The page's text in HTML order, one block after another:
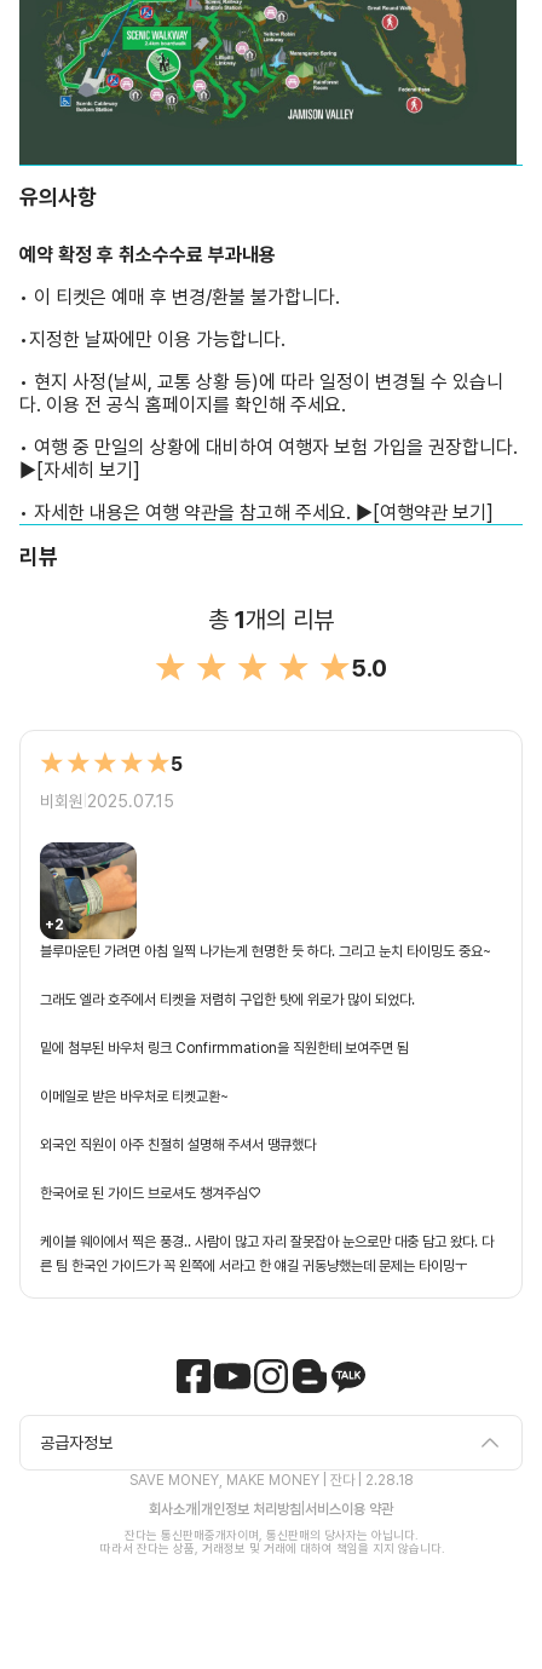
유의사항
예약 확정 후 취소수수료 부과내용
• 이 티켓은 예매 후 변경/환불 불가합니다.
•지정한 날짜에만 이용 가능합니다.
• 현지 사정(날씨, 교통 상황 등)에 따라 일정이 변경될 수 있습니
다. 이용 전 공식 홈페이지를 확인해 주세요.
• 여행 중 만일의 상황에 대비하여 여행자 보험 가입을 권장합니다.
▶ [자세히 보기]
• 자세한 내용은 여행 약관을 참고해 주세요. ▶ [여행약관 보기]
리뷰
총 1개의 리뷰
5.0
5
비회원 2025.07.15
블루마운틴 가려면 아침 일찍 나가는게 현명한 듯 하다. 그리고 눈치 타이밍도 중요~
그래도 엘라 호주에서 티켓을 저렴히 구입한 탓에 위로가 많이 되었다.
밑에 첨부된 바우처 링크 Confirmmation을 직원한테 보여주면 됨
이메일로 받은 바우처로 티켓교환~
외국인 직원이 아주 친절히 설명해 주셔서 땡큐했다
한국어로 된 가이드 브로셔도 챙겨주심♡
케이블 웨이에서 찍은 풍경.. 사람이 많고 자리 잘못잡아 눈으로만 대충 담고 왔다. 다
른 팀 한국인 가이드가 꼭 왼쪽에 서라고 한 얘길 귀동냥했는데 문제는 타이밍ㅜ
+2
공급자정보
SAVE MONEY, MAKE MONEY | 잔다 |
2.28.18
회사소개 개인정보 처리방침 서비스이용 약관
잔다는 통신판매중개자이며, 통신판매의 당사자는 아닙니다.
따라서 잔다는 상품, 거래정보 및 거래에 대하여 책임을 지지 않습니다.